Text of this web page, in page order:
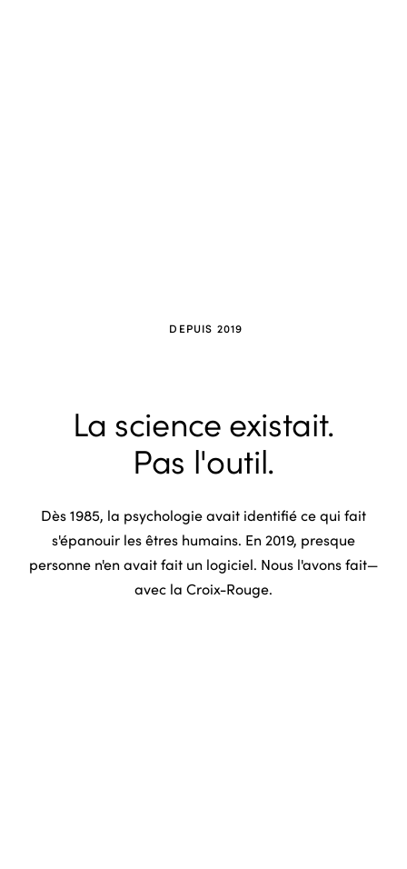
DEPUIS 2019
La science existait.
Pas l'outil.
Dès 1985, la psychologie avait identifié ce qui fait
s'épanouir les êtres humains. En 2019, presque
personne n'en avait fait un logiciel. Nous l'avons fait—
avec la Croix-Rouge.